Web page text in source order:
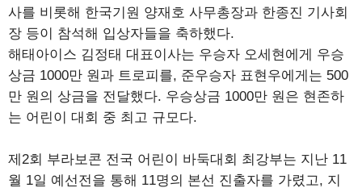
사를 비롯해 한국기원 양재호 사무총장과 한종진 기사회
장 등이 참석해 입상자들을 축하했다.
해태아이스 김정태 대표이사는 우승자 오세현에게 우승
상금 1000만 원과 트로피를, 준우승자 표현우에게는 500
만 원의 상금을 전달했다. 우승상금 1000만 원은 현존하
는 어린이 대회 중 최고 규모다.
제2회 부라보콘 전국 어린이 바둑대회 최강부는 지난 11
월 1일 예선전을 통해 11명의 본선 진출자를 가렸고, 지